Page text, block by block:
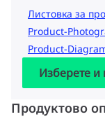
Листовка за
Product-
Product-
Изберете и
Продуктово